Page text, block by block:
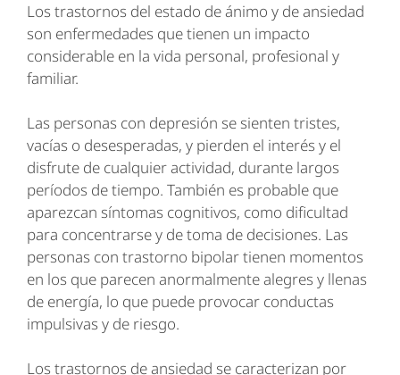
Los trastornos del estado de ánimo y de ansiedad
son enfermedades que tienen un impacto
considerable en la vida personal, profesional y
familiar.
Las personas con depresión se sienten tristes,
vacías o desesperadas, y pierden el interés y el
disfrute de cualquier actividad, durante largos
períodos de tiempo. También es probable que
aparezcan síntomas cognitivos, como dificultad
para concentrarse y de toma de decisiones. Las
personas con trastorno bipolar tienen momentos
en los que parecen anormalmente alegres y llenas
de energía, lo que puede provocar conductas
impulsivas y de riesgo.
Los trastornos de ansiedad se caracterizan por